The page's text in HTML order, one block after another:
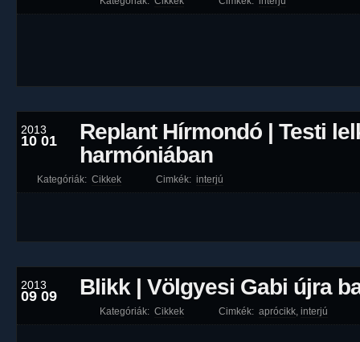
2013
10 01
Replant Hírmondó | Testi
harmóniában
Kategóriák: Cikkek Cimkék: interjú
2013
09 09 Blikk | Völgyesi Gabi újra
Kategóriák: Cikkek Cimkék: aprócikk, interjú